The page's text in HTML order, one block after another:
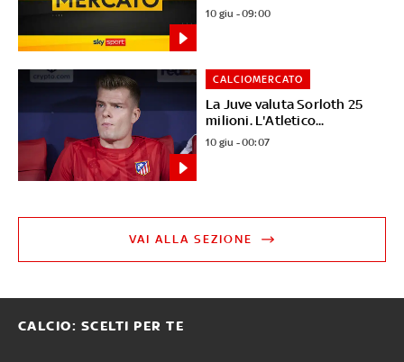
10 giu - 09:00
La Juve valuta Sorloth 25
milioni. L'Atletico...
CALCIOMERCATO
10 giu - 00:07
VAI ALLA SEZIONE
CALCIO: SCELTI PER TE